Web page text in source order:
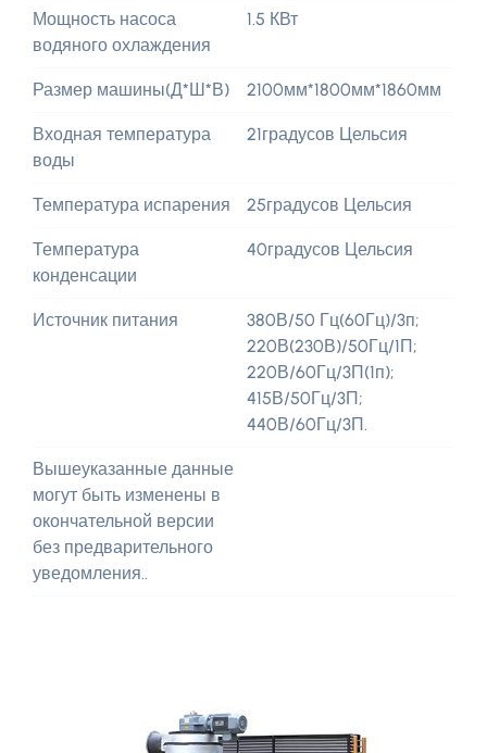
Мощность насоса
водяного охлаждения
1.5 КВт
Размер машины(Д*Ш*В) 2100мм*1800мм*1860мм
Входная температура
воды
21градусов Цельсия
Температура испарения 25градусов Цельсия
Температура
конденсации
40градусов Цельсия
Источник питания
380В/50 Гц(60Гц)/3п;
220В(230В)/50Гц/1П;
220В/60Гц/3П(1п);
415В/50Гц/3П;
440В/60Гц/3П.
Вышеуказанные данные
могут быть изменены в
окончательной версии
без предварительного
уведомления..